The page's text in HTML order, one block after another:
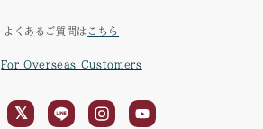
よくあるご質問は こちら
For Overseas Customers